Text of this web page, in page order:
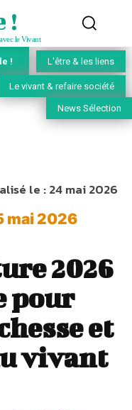
!
le Vivant
! L'être & les liens
Le vivant & refaire société
News Sélection
le :24 mai 2026
mai 2026
2026
pour
et
vivant